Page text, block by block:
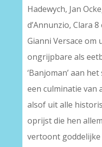
Hadewych, Jan
d’Annunzio, Clara
Gianni Versace om
ongrijpbare als
‘Banjoman’ aan
een culminatie van
alsof uit alle
oprijst die hen
vertoont